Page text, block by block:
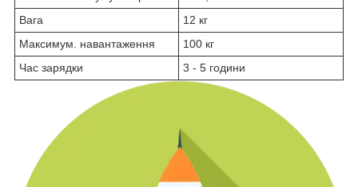
Вага
12 кг
Максимум. навантаження
100 кг
Час зарядки
3 - 5 години